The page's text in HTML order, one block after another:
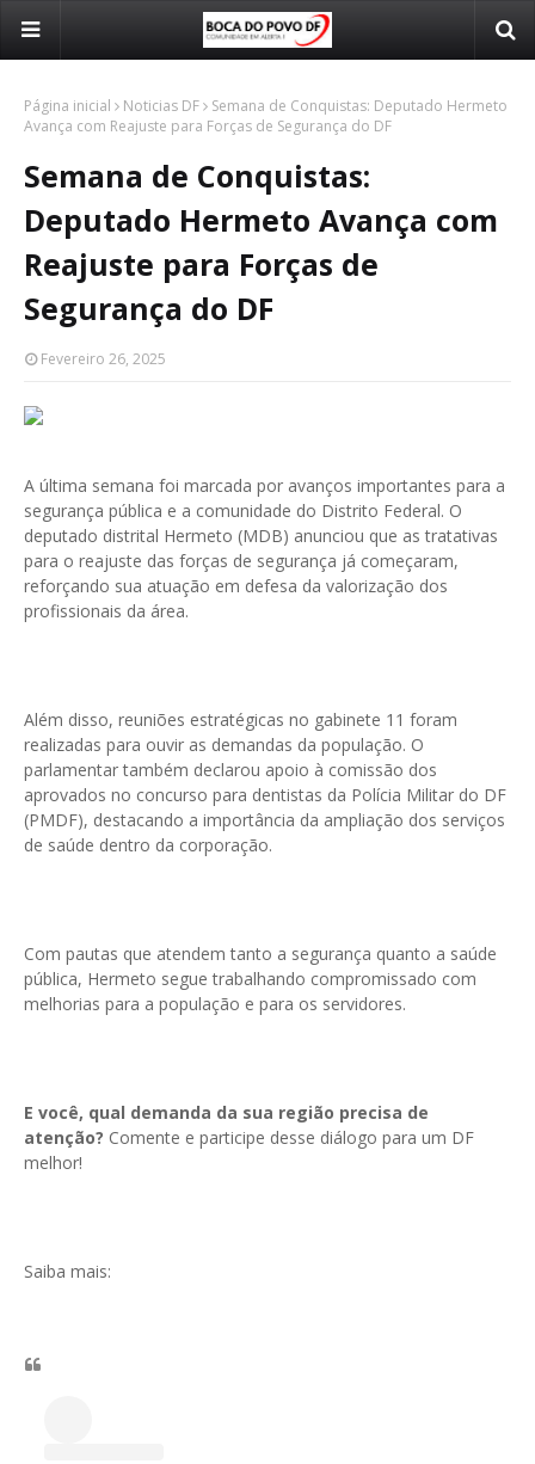
Página inicial Noticias DF
Semana de Conquistas: Deputado Hermeto
Avança com Reajuste para Forças de Segurança do DF
Semana de Conquistas:
Deputado Hermeto Avança com
Reajuste para Forças de
Segurança do DF
Fevereiro 26, 2025
A última semana foi marcada por avanços importantes para a
segurança pública e a comunidade do Distrito Federal. O
deputado distrital Hermeto (MDB) anunciou que as tratativas
para o reajuste das forças de segurança já começaram,
reforçando sua atuação em defesa da valorização dos
profissionais da área.
Além disso, reuniões estratégicas no gabinete 11 foram
realizadas para ouvir as demandas da população. O
parlamentar também declarou apoio à comissão dos
aprovados no concurso para dentistas da Polícia Militar do DF
(PMDF), destacando a importância da ampliação dos serviços
de saúde dentro da corporação.
Com pautas que atendem tanto a segurança quanto a saúde
pública, Hermeto segue trabalhando compromissado com
melhorias para a população e para os servidores.
E você, qual demanda da sua região precisa de
atenção? Comente e participe desse diálogo para um DF
melhor!
Saiba mais: